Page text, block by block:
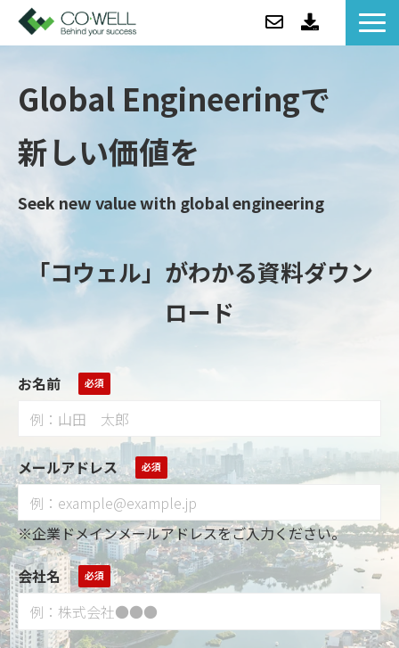
ソリューション
事例紹介
Global Engineeringで
新しい価値を
Seek new value with global engineering
「コウェル」がわかる資料ダウン
ロード
お名前
メールアドレス
※企業ドメインメールアドレスをご入力ください。
会社名